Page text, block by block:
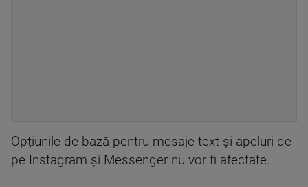
Opțiunile de bază pentru mesaje text și apeluri de
pe Instagram și Messenger nu vor fi afectate.